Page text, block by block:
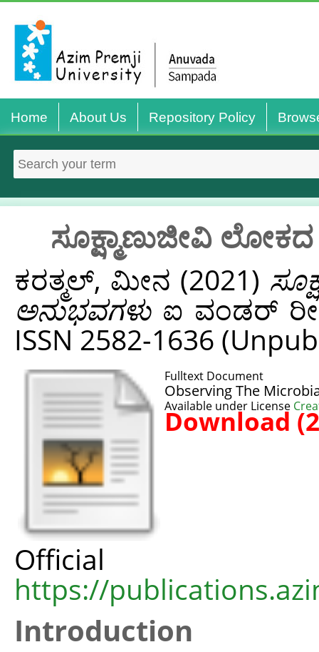
Home About Us Repository Policy
ಸೂಕ್ಷ್ಮಾಣುಜೀವಿ
ಕರತ್ಮಲ್, ಮೀನ (2021)
ಅನುಭವಗಳುಐ ವಂಡರ್
ISSN 2582-1636
Fulltext Document
Observing The
Available under License
Download
https://
Introduction